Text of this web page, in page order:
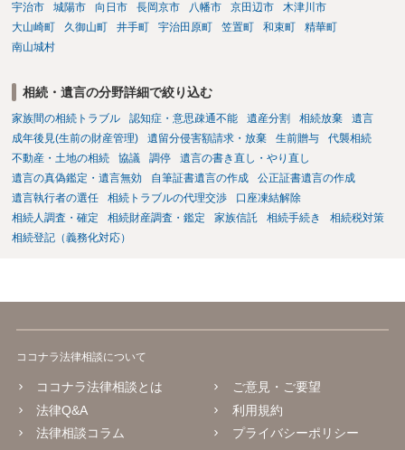
宇治市
城陽市 向日市 長岡京市 八幡市 京田辺市
木津川市
大山崎町
久御山町 井手町 宇治田原町 笠置町 和束町
精華町
南山城村
相続・遺言の分野詳細で絞り込む
家族間の相続トラブル 認知症・意思疎通不能 遺産分割 相続放棄
遺言
成年後見(生前の財産管理)
遺留分侵害額請求・放棄 生前贈与
代襲相続
不動産・土地の相続
協議 調停
遺言の書き直し・やり直し
遺言の真偽鑑定・遺言無効
自筆証書遺言の作成
公正証書遺言の作成
遺言執行者の選任
相続トラブルの代理交渉
口座凍結解除
相続人調査・確定
相続財産調査・鑑定 家族信託 相続手続き
相続税対策
相続登記（義務化対応）
ココナラ法律相談について
ココナラ法律相談とは
法律Q&A
法律相談コラム
ご意見・ご要望
利用規約
プライバシーポリシー